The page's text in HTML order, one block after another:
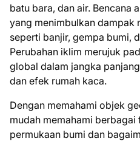
batu bara, dan air. Bencana
yang menimbulkan dampak
seperti banjir, gempa bumi,
Perubahan iklim merujuk
global dalam jangka
dan efek rumah kaca.
Dengan memahami objek
mudah memahami
permukaan bumi dan